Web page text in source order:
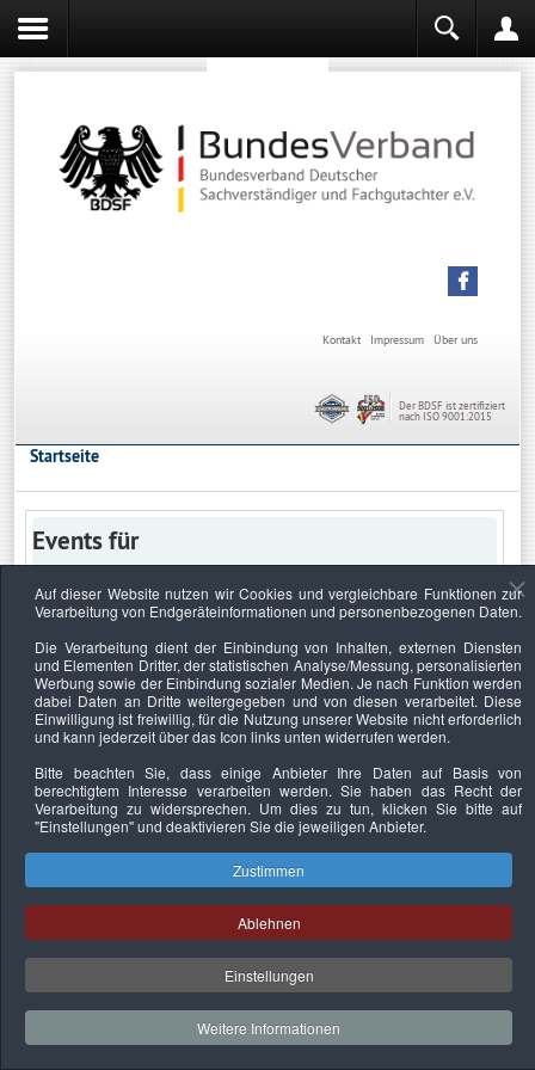
Über uns
Impressum
Kontakt
Der BDSF ist zertifiziert
nach ISO 9001:2015
Startseite
Events für
Keine Termine
Datenschutzerklärung Urheberrechtsnachweise Nachhaltigkeit
Copyright © 2026. Bundesverband Deutscher
Sachverständiger und Fachgutachter e.V..
Auf dieser Website nutzen wir Cookies und vergleichbare Funktionen zur
Verarbeitung von Endgeräteinformationen und personenbezogenen Daten.
Die Verarbeitung dient der Einbindung von Inhalten, externen Diensten
und Elementen Dritter, der statistischen Analyse/Messung, personalisierten
Werbung sowie der Einbindung sozialer Medien. Je nach Funktion werden
dabei Daten an Dritte weitergegeben und von diesen verarbeitet. Diese
Einwilligung ist freiwillig, für die Nutzung unserer Website nicht erforderlich
und kann jederzeit über das Icon links unten widerrufen werden.
Bitte beachten Sie, dass einige Anbieter Ihre Daten auf Basis von
berechtigtem Interesse verarbeiten werden. Sie haben das Recht der
Verarbeitung zu widersprechen. Um dies zu tun, klicken Sie bitte auf
"Einstellungen"und deaktivieren Sie die jeweiligen Anbieter.
Zustimmen
Ablehnen
Einstellungen
Weitere Informationen